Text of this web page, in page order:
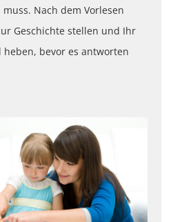
Nach dem Vorlesen
Geschichte stellen und Ihr
heben, bevor es antworten